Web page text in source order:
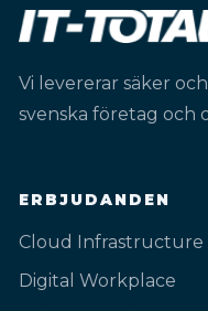
Vi levererar säker
svenska företag och
ERBJUDANDEN
Cloud Infrastructure
Digital Workplace